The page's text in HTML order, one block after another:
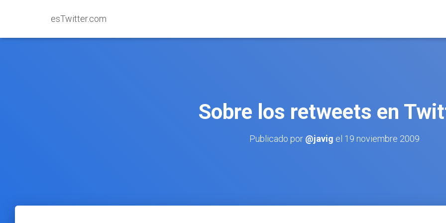
esTwitter.com
Sobre los retweets en
Publicado por @javig el 19 noviembre 2009